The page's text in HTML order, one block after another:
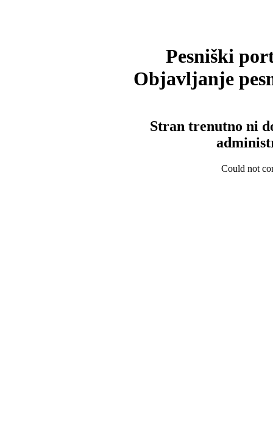
Pesniški
Objavljanje
Stran trenutno ni
Could not